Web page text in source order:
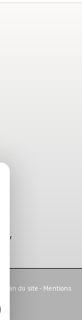
Plan du site - Mentions